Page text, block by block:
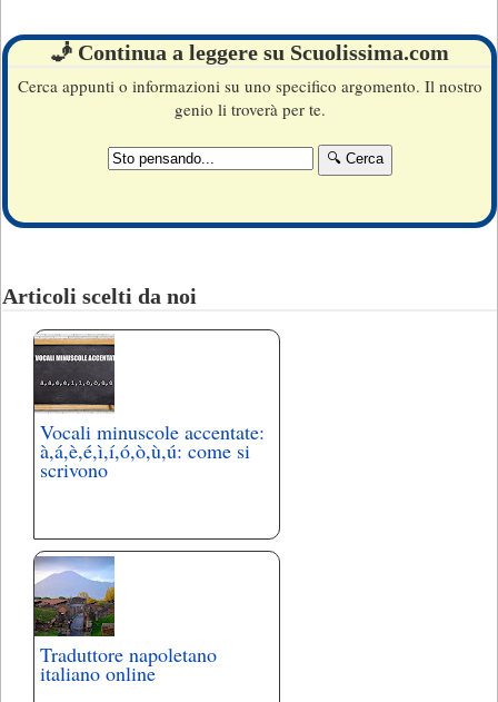
🧞 Continua a leggere su Scuolissima.com
Cerca appunti o informazioni su uno specifico argomento. Il nostro
genio li troverà per te.
Articoli scelti da noi
Vocali minuscole accentate:
à,á,è,é,ì,í,ó,ò,ù,ú: come si
scrivono
Traduttore napoletano
italiano online